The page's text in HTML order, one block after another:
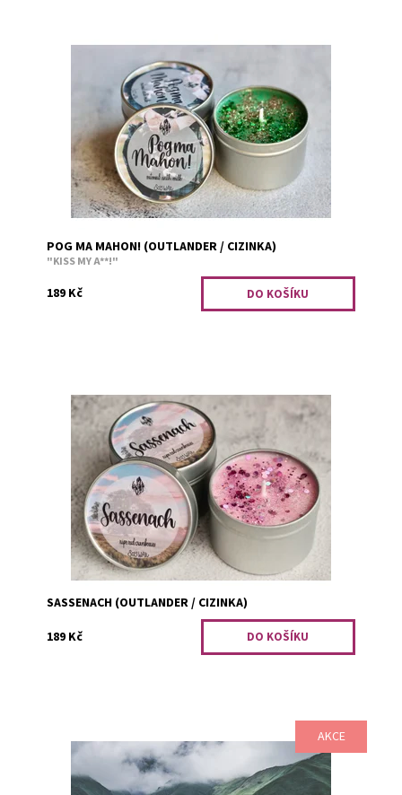
Na počátku 18. století se Angličané smáli, že oves se u
nich dává dobytku, zatímco Skotové si z něj dělají
ovesnou kaši. I třeba i na tohle by se...
Dostupnost:
Předobjednávka
2661
POG MA MAHON! (OUTLANDER / CIZINKA)
"KISS MY A**!"
189 Kč
Nejdříve to bylo slovo plné nedůvěry, někdy až
zuřivosti, byla to prostě cizinka, pak ho vyslovoval s
něhou a láskou. Ta láska voněla po zralých...
Dostupnost:
Skladem 1
Kód:
2649
SASSENACH (OUTLANDER / CIZINKA)
189 Kč
AKCE
Speciální set svíček pro ty největší fanoušky Cizinky.
Devět úplně nových svíček, které vás znovu provedou